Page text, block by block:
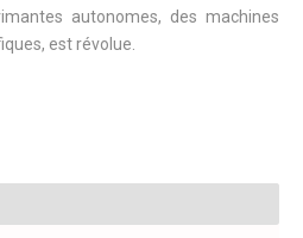
autonomes, des machines
est révolue.